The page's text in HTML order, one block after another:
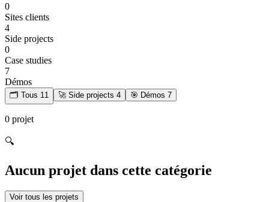
0
Sites clients
4
Side projects
0
Case studies
7
Démos
🗂️ Tous 11 🚀 Side projects 4 🎯 Démos 7
0 projet
🔍
Aucun projet dans cette catégorie
Voir tous les projets